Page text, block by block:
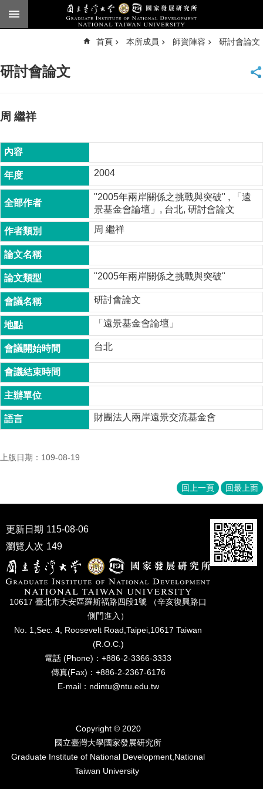
跳到主要內容區塊
臺
頁
公
告
本
所
介
本
所
成
員
博
士
班
碩
士
班
在
職
專
學
家
發
研
究
刊
口
首頁 本所成員 師資陣容 研討會論文
研討會論文
周 繼祥
2004
"2005年兩岸關係之挑戰與突破" , 「遠
景基金會論壇」, 台北, 研討會論文
周 繼祥
"2005年兩岸關係之挑戰與突破"
研討會論文
「遠景基金會論壇」
台北
財團法人兩岸遠景交流基金會
上版日期：109-08-19
回上一頁 回最上面
更新日期 115-08-06
瀏覽人次 149
10617 臺北市⼤安區羅斯福路四段1號 （辛亥復興路⼝
側⾨進入）
No. 1,Sec. 4, Roosevelt Road,Taipei,10617 Taiwan
(R.O.C.)
電話 (Phone)：+886-2-3366-3333
傳真(Fax)：+886-2-2367-6176
E-mail：ndintu@ntu.edu.tw
Copyright © 2020
國立臺灣⼤學國家發展研究所
Graduate Institute of National Development,National
Taiwan University